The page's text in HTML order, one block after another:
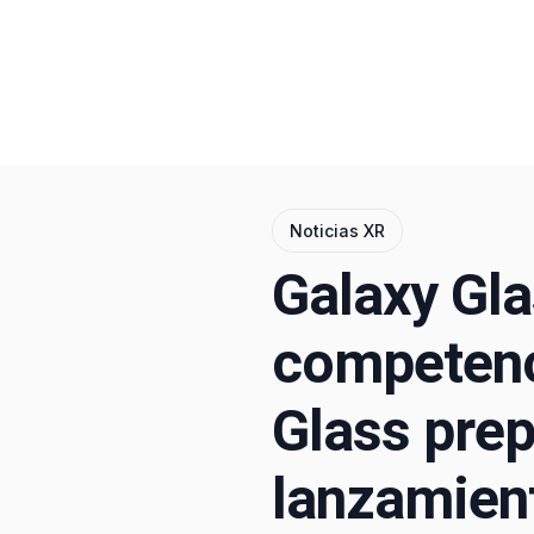
Noticias XR
Galaxy
Glass